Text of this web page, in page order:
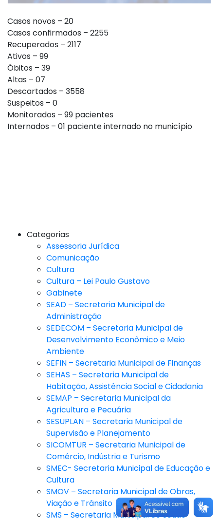
Casos novos – 20
Casos confirmados – 2255
Recuperados – 2117
Ativos – 99
Óbitos – 39
Altas – 07
Descartados – 3558
Suspeitos – 0
Monitorados – 99 pacientes
Internados – 01 paciente internado no município
Categorias
Assessoria Jurídica
Comunicação
Cultura
Cultura – Lei Paulo Gustavo
Gabinete
SEAD – Secretaria Municipal de
Administração
SEDECOM – Secretaria Municipal de
Desenvolvimento Econômico e Meio
Ambiente
SEFIN – Secretaria Municipal de Finanças
SEHAS – Secretaria Municipal de
Habitação, Assistência Social e Cidadania
SEMAP – Secretaria Municipal da
Agricultura e Pecuária
SESUPLAN – Secretaria Municipal de
Supervisão e Planejamento
SICOMTUR – Secretaria Municipal de
Comércio, Indústria e Turismo
SMEC- Secretaria Municipal de Educação e
Cultura
SMOV – Secretaria Municipal de Obras,
Viação e Trânsito
SMS – Secretaria Municipal de Saúde